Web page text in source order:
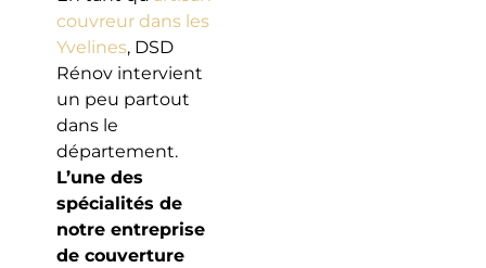
couvreur dans les
Yvelines, DSD
Rénov intervient
un peu partout
dans le
département.
L’une des
spécialités de
notre entreprise
de couverture